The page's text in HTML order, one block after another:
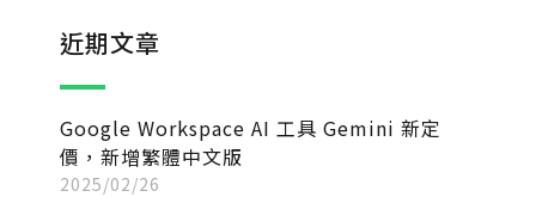
近期文章
Google Workspace AI 工具 Gemini 新定
價，新增繁體中文版
2025/02/26